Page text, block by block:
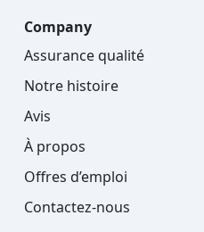
Company
Assurance qualité
Notre histoire
Avis
À propos
Offres d’emploi
Contactez-nous